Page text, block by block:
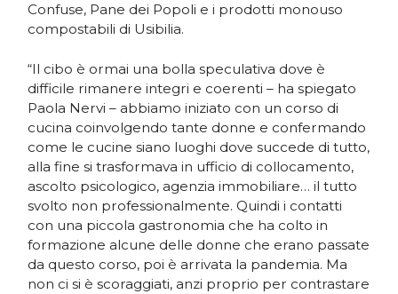
Confuse, Pane dei Popoli e i prodotti monouso
compostabili di Usibilia.
“Il cibo è ormai una bolla speculativa dove è
difficile rimanere integri e coerenti – ha spiegato
Paola Nervi – abbiamo iniziato con un corso di
cucina coinvolgendo tante donne e confermando
come le cucine siano luoghi dove succede di tutto,
alla fine si trasformava in ufficio di collocamento,
ascolto psicologico, agenzia immobiliare… il tutto
svolto non professionalmente. Quindi i contatti
con una piccola gastronomia che ha colto in
formazione alcune delle donne che erano passate
da questo corso, poi è arrivata la pandemia. Ma
non ci si è scoraggiati, anzi proprio per contrastare